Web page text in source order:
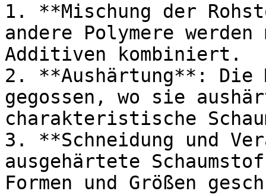
1. **Mischung der
andere Polymere
Additiven kombiniert.
2. **Aushärtung**: Die
gegossen, wo sie
charakteristische
3. **Schneidung und
ausgehärtete
Formen und Größen